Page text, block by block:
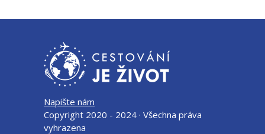
Napište nám
Copyright 2020 - 2024 · Všechna práva
vyhrazena